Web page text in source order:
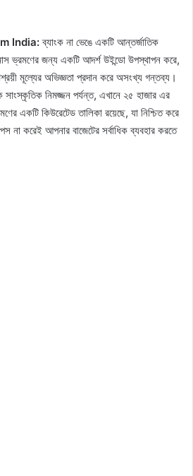
India:ব্যাংক না ভেঙে একটি আন্তর্জাতিক
ভ্রমণের জন্য একটি আদর্শ উইন্ডো উপস্থাপন করে,
মূল্যের অভিজ্ঞতা প্রদান করে অসংখ্য গন্তব্য।
নিমজ্জন পর্যন্ত, এখানে ২৫ হাজার এর
একটি কিউরেটেড তালিকা রয়েছে, যা নিশ্চিত করে
না করেই আপনার বাজেটের সর্বাধিক ব্যবহার করতে